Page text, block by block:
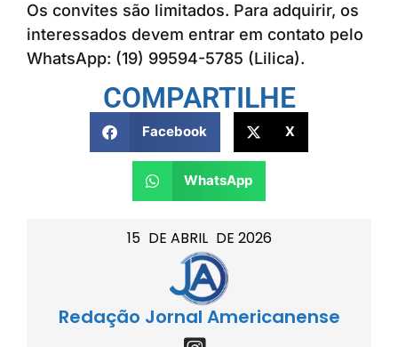
15 DE ABRIL DE 2026
Redação Jornal Americanense
Os convites são limitados. Para adquirir, os
interessados devem entrar em contato pelo
WhatsApp: (19) 99594-5785 (Lilica).
COMPARTILHE
Facebook X
WhatsApp